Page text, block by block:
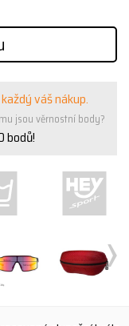
váš nákup.
jsou věrnostní body?
bodů!
›